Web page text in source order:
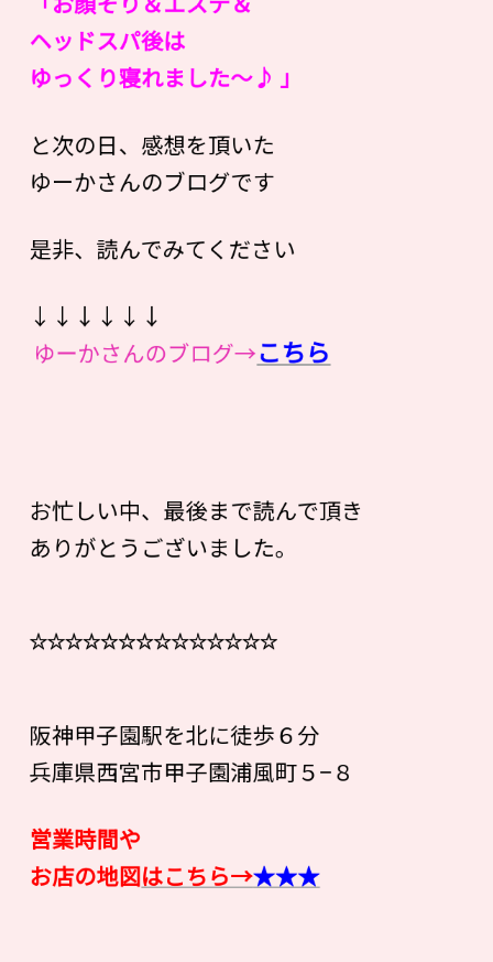
ヘッドスパ後は
ゆっくり寝れました〜♪ 」
と次の日、感想を頂いた
ゆーかさんのブログです
是非、読んでみてください
↓↓↓↓↓↓
ゆーかさんのブログ→こちら
お忙しい中、最後まで読んで頂き
ありがとうございました。
☆☆☆☆☆☆☆☆☆☆☆☆☆☆
阪神甲子園駅を北に徒歩６分
兵庫県西宮市甲子園浦風町５−８
営業時間や
お店の地図はこちら→★★★